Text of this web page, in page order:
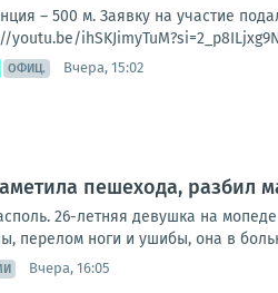
– 500 м. Заявку на участие
youtu.be/
ОФИЦ. Вчера, 15:02
пешехода, разбил
26-летняя девушка на
перелом ноги и ушибы, она в
Вчера, 16:05